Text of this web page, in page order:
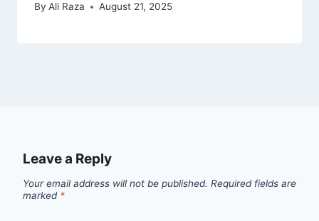
By Ali Raza August 21, 2025
Leave a Reply
Your email address will not be published. Required fields are
marked *